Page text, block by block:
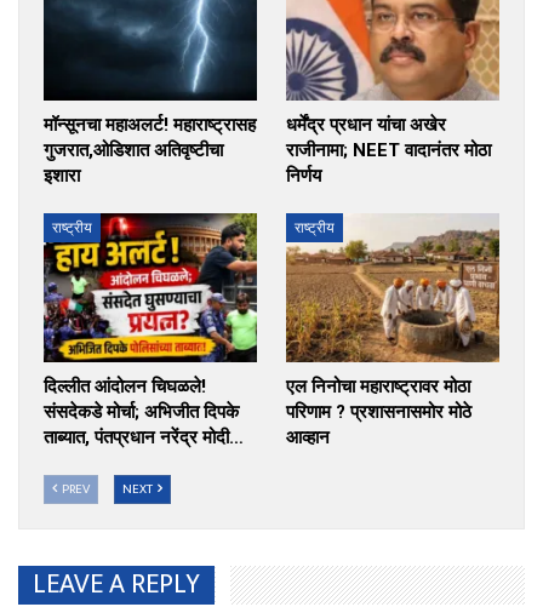
मॉन्सूनचा महाअलर्ट! महाराष्ट्रासह
गुजरात,ओडिशात अतिवृष्टीचा
इशारा
धर्मेंद्र प्रधान यांचा अखेर
राजीनामा; NEET वादानंतर मोठा
निर्णय
राष्ट्रीय
दिल्लीत आंदोलन चिघळले!
संसदेकडे मोर्चा; अभिजीत दिपके
ताब्यात, पंतप्रधान नरेंद्र मोदी…
राष्ट्रीय
एल निनोचा महाराष्ट्रावर मोठा
परिणाम ? प्रशासनासमोर मोठे
आव्हान
PREV NEXT
LEAVE A REPLY